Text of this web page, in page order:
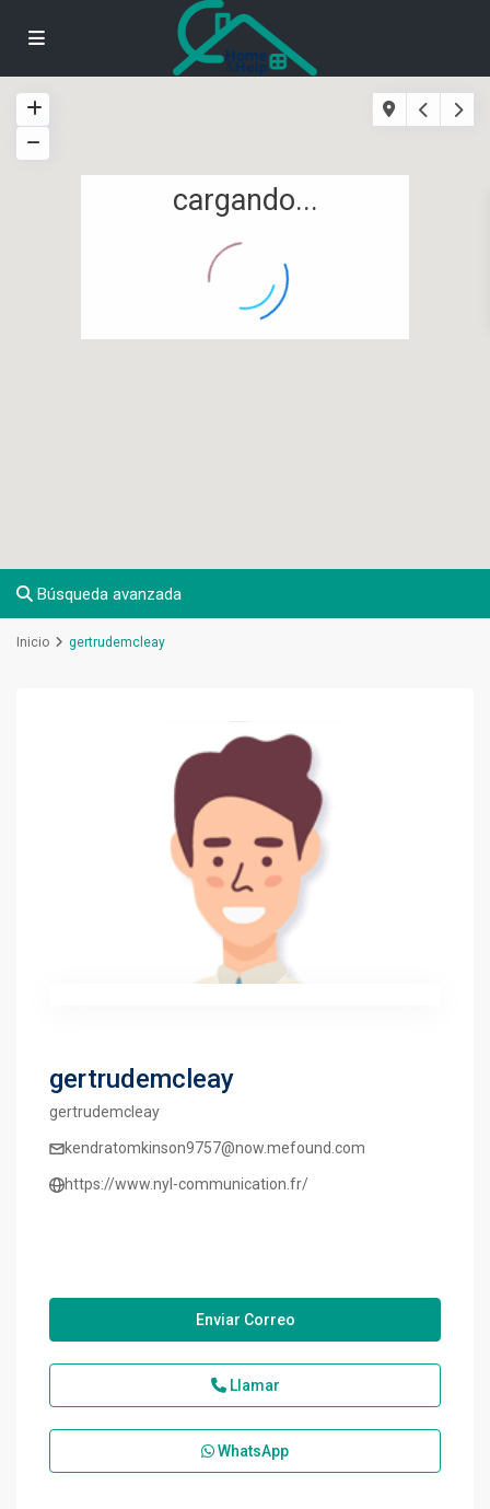
cargando...
Búsqueda avanzada
Inicio gertrudemcleay
gertrudemcleay
gertrudemcleay
kendratomkinson9757@now.mefound.com
https://www.nyl-communication.fr/
Enviar Correo
Llamar
WhatsApp